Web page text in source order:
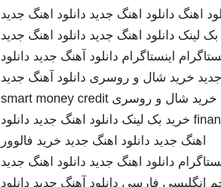
اهنگ دانلود اهنگ جدید دانلود اهنگ جدید
لینک دانلود اهنگ جدید دانلود اهنگ جدید
اینستاگرام دانلود آهنگ جدید دانلود
خرید شال و روسری دانلود آهنگ جدید
خرید شال و روسری smart money credit
خرید بک لینک دانلود اهنگ جدید دانلود
اهنگ جدید دانلود اهنگ جدید خرید فالوور
دانلود اهنگ جدید دانلود اهنگ جدید
انگلیسی فارسی دانلود آهنگ جدید دانلود